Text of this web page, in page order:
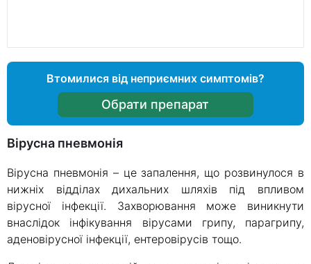
Втомилися від неприємних симптомів?
Обрати препарат
Вірусна пневмонія
Вірусна пневмонія – це запалення, що розвинулося в
нижніх відділах дихальних шляхів під впливом
вірусної інфекції. Захворювання може виникнути
внаслідок інфікування вірусами грипу, парагрипу,
аденовірусної інфекції, ентеровірусів тощо.